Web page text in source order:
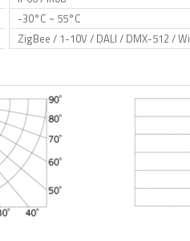
-30°C ~ 55°C
ZigBee / 1-10V / DALI / DMX-512 /